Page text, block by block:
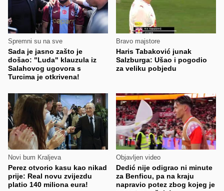
Spremni su na sve
Sada je jasno zašto je
došao: "Luda" klauzula iz
Salahovog ugovora s
Turcima je otkrivena!
Bravo majstore
Haris Tabaković junak
Salzburga: Ušao i pogodio
za veliku pobjedu
Novi bum Kraljeva
Perez otvorio kasu kao nikad
prije: Real novu zvijezdu
platio 140 miliona eura!
Objavljen video
Dedić nije odigrao ni minute
za Benficu, pa na kraju
napravio potez zbog kojeg je